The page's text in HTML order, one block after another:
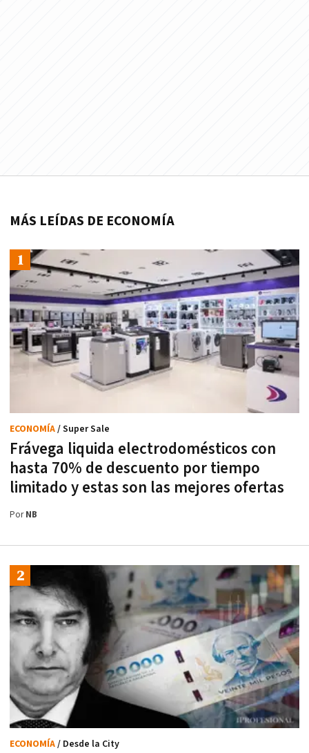
MÁS LEÍDAS DE ECONOMÍA
Frávega liquida electrodomésticos con
hasta 70% de descuento por tiempo
limitado y estas son las mejores ofertas
ECONOMÍA/ Super Sale
PorNB
ECONOMÍA/ Desde la City